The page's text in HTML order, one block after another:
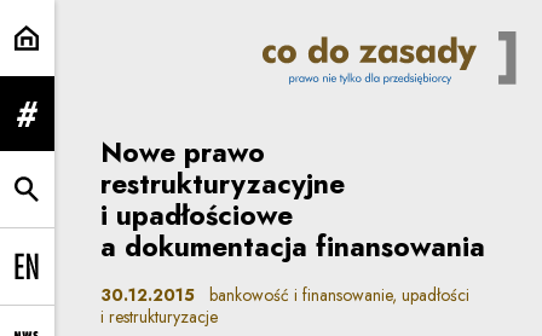
bankowość i finansowanie | Co
rozwiń menu
rozwiń wyszukiwarkę
Change language to EN
Nowe prawo
restrukturyzacyjne
i upadłościowe
a dokumentacja finansowania
30.12.2015 bankowość i finansowanie, upadłości
i restrukturyzacje